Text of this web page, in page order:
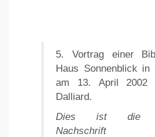
5. Vortrag einer
Haus Sonnenblick in
am 13. April 2002
Dalliard.
Dies ist die